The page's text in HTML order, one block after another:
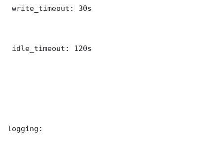
write_timeout: 30s
idle_timeout: 120s
logging: